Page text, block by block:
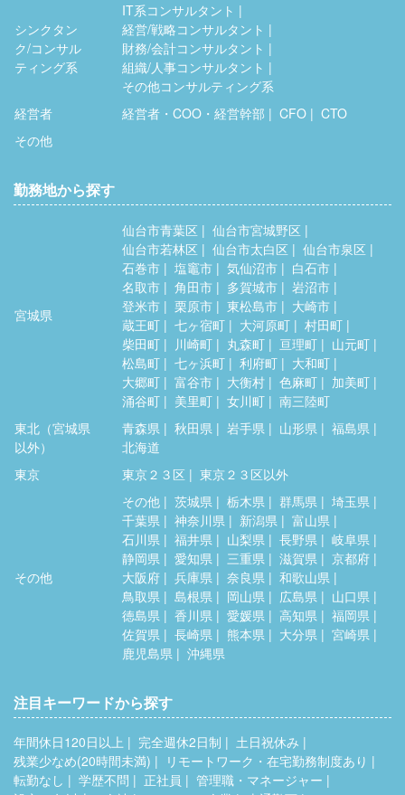
シンクタン
ク/コンサル
ティング系
IT系コンサルタント
経営/戦略コンサルタント
財務/会計コンサルタント
組織/人事コンサルタント
その他コンサルティング系
経営者
経営者・COO・経営幹部 CFO
CTO
その他
勤務地から探す
宮城県
仙台市青葉区
仙台市宮城野区
仙台市若林区
仙台市太白区
仙台市泉区
石巻市
塩竈市 気仙沼市
白石市
名取市
角田市 多賀城市
岩沼市
登米市
栗原市 東松島市
大崎市
蔵王町
七ヶ宿町 大河原町
村田町
柴田町
川崎町 丸森町 亘理町
山元町
松島町
七ヶ浜町 利府町
大和町
大郷町
富谷市 大衡村 色麻町
加美町
涌谷町
美里町 女川町
南三陸町
東北（宮城県
以外）
青森県 秋田県 岩手県 山形県
福島県
北海道
東京
東京２３区 東京２３区以外
その他
その他 茨城県 栃木県 群馬県
埼玉県
千葉県
神奈川県 新潟県
富山県
石川県
福井県 山梨県 長野県
岐阜県
静岡県
愛知県 三重県 滋賀県
京都府
大阪府
兵庫県 奈良県
和歌山県
鳥取県
島根県 岡山県 広島県
山口県
徳島県
香川県 愛媛県 高知県
福岡県
佐賀県
長崎県 熊本県 大分県
宮崎県
鹿児島県
沖縄県
注目キーワードから探す
年間休日120日以上 完全週休2日制
土日祝休み
残業少なめ(20時間未満)
リモートワーク・在宅勤務制度あり
転勤なし
学歴不問 正社員
管理職・マネージャー